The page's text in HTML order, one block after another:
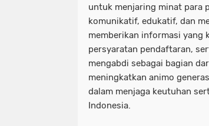
untuk menjaring minat para
komunikatif, edukatif, dan
memberikan informasi yang
persyaratan pendaftaran,
mengabdi sebagai bagian
meningkatkan animo
dalam menjaga keutuhan
Indonesia.